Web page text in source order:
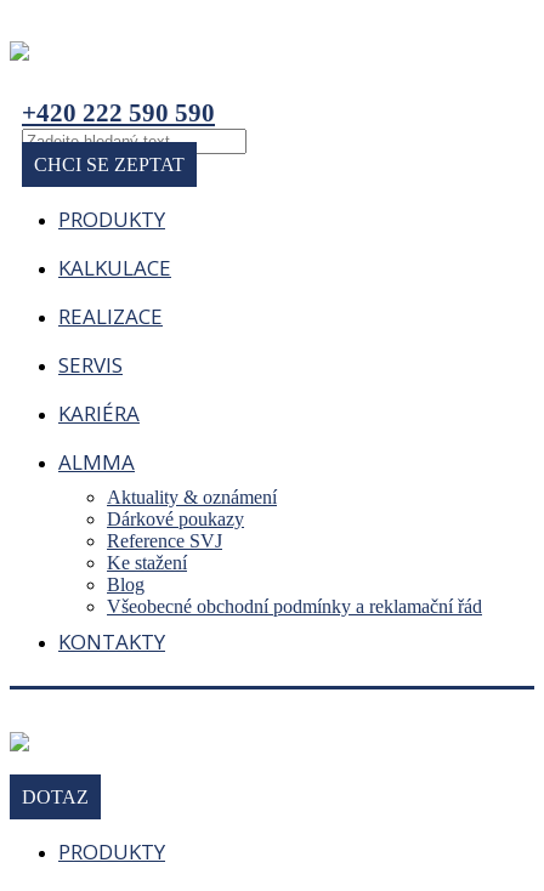
+420 222 590 590
CHCI SE ZEPTAT
PRODUKTY
KALKULACE
REALIZACE
SERVIS
KARIÉRA
ALMMA
Aktuality & oznámení
Dárkové poukazy
Reference SVJ
Ke stažení
Blog
Všeobecné obchodní podmínky a reklamační řád
KONTAKTY
DOTAZ
PRODUKTY